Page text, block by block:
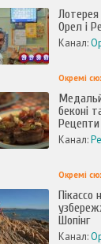
Орел і
Канал:
Окремі
беконі
Канал:
Окремі
Пікассо
Шопінг
Канал: